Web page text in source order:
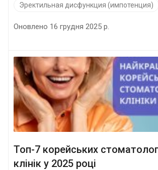
Эректильная дисфункция (импотенция)
Оновлено 16 грудня 2025 р.
Топ-7 корейських
клінік у 2025 році